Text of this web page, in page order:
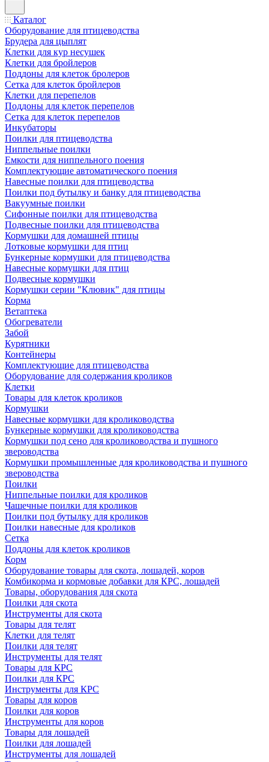
Каталог
Оборудование для птицеводства
Брудера для цыплят
Клетки для кур несушек
Клетки для бройлеров
Поддоны для клеток бролеров
Сетка для клеток бройлеров
Клетки для перепелов
Поддоны для клеток перепелов
Сетка для клеток перепелов
Инкубаторы
Поилки для птицеводства
Ниппельные поилки
Емкости для ниппельного поения
Комплектующие автоматического поения
Навесные поилки для птицеводства
Поилки под бутылку и банку для птицеводства
Вакуумные поилки
Сифонные поилки для птицеводства
Подвесные поилки для птицеводства
Кормушки для домашней птицы
Лотковые кормушки для птиц
Бункерные кормушки для птицеводства
Навесные кормушки для птиц
Подвесные кормушки
Кормушки серии "Клювик" для птицы
Корма
Ветаптека
Обогреватели
Забой
Курятники
Контейнеры
Комплектующие для птицеводства
Оборудование для содержания кроликов
Клетки
Товары для клеток кроликов
Кормушки
Навесные кормушки для кролиководства
Бункерные кормушки для кролиководства
Кормушки под сено для кролиководства и пушного
звероводства
Кормушки промышленные для кролиководства и пушного
звероводства
Поилки
Ниппельные поилки для кроликов
Чашечные поилки для кроликов
Поилки под бутылку для кроликов
Поилки навесные для кроликов
Сетка
Поддоны для клеток кроликов
Корм
Оборудование товары для скота, лошадей, коров
Комбикорма и кормовые добавки для КРС, лошадей
Товары, оборудования для скота
Поилки для скота
Инструменты для скота
Товары для телят
Клетки для телят
Поилки для телят
Инструменты для телят
Товары для КРС
Поилки для КРС
Инструменты для КРС
Товары для коров
Поилки для коров
Инструменты для коров
Товары для лошадей
Поилки для лошадей
Инструменты для лошадей